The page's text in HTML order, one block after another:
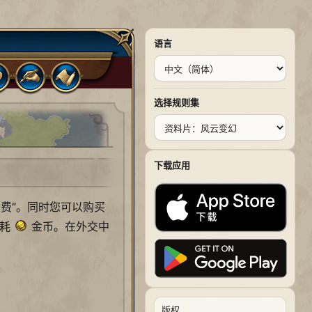
”。同时您可以购买
金币。在外交中
语言
选择规则集
下载应用